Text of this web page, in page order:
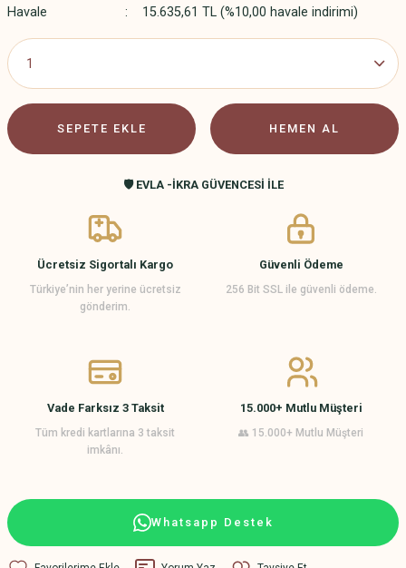
Havale
15.635,61 TL (%10,00 havale indirimi)
SEPETE EKLE HEMEN AL
🛡️ EVLA -İKRA GÜVENCESİ İLE
Ücretsiz Sigortalı Kargo
Türkiye’nin her yerine ücretsiz
gönderim.
Güvenli Ödeme
256 Bit SSL ile güvenli ödeme.
Vade Farksız 3 Taksit
Tüm kredi kartlarına 3 taksit
imkânı.
15.000+ Mutlu Müşteri
👥 15.000+ Mutlu Müşteri
Whatsapp Destek